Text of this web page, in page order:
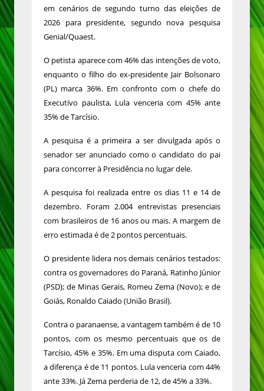
em cenários de segundo turno das eleições de
2026 para presidente, segundo nova pesquisa
Genial/Quaest.
O petista aparece com 46% das intenções de voto,
enquanto o filho do ex-presidente Jair Bolsonaro
(PL) marca 36%. Em confronto com o chefe do
Executivo paulista, Lula venceria com 45% ante
35% de Tarcísio.
A pesquisa é a primeira a ser divulgada após o
senador ser anunciado como o candidato do pai
para concorrer à Presidência no lugar dele.
A pesquisa foi realizada entre os dias 11 e 14 de
dezembro. Foram 2.004 entrevistas presenciais
com brasileiros de 16 anos ou mais. A margem de
erro estimada é de 2 pontos percentuais.
O presidente lidera nos demais cenários testados:
contra os governadores do Paraná, Ratinho Júnior
(PSD); de Minas Gerais, Romeu Zema (Novo); e de
Goiás, Ronaldo Caiado (União Brasil).
Contra o paranaense, a vantagem também é de 10
pontos, com os mesmo percentuais que os de
Tarcísio, 45% e 35%. Em uma disputa com Caiado,
a diferença é de 11 pontos. Lula venceria com 44%
ante 33%. Já Zema perderia de 12, de 45% a 33%.